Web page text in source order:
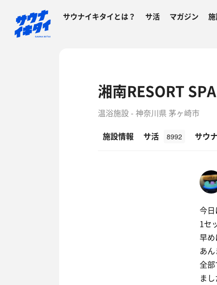
サウナイキタイとは？ サ活 マガジン
湘南RESORT
温浴施設 - 神奈川県 茅ヶ崎市
施設情報
サ活 8992 サウ
今
1セ
早
あ
全
ま